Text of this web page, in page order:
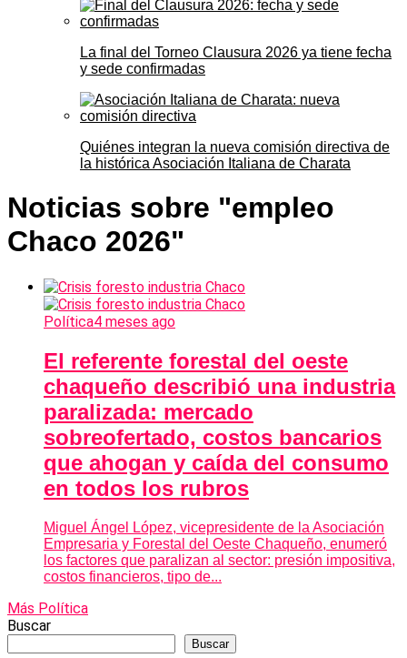
La final del Torneo Clausura 2026 ya tiene fecha
y sede confirmadas
Quiénes integran la nueva comisión directiva de
la histórica Asociación Italiana de Charata
Noticias sobre "empleo
Chaco 2026"
Política4 meses ago
El referente forestal del oeste
chaqueño describió una industria
paralizada: mercado
sobreofertado, costos bancarios
que ahogan y caída del consumo
en todos los rubros
Miguel Ángel López, vicepresidente de la Asociación
Empresaria y Forestal del Oeste Chaqueño, enumeró
los factores que paralizan al sector: presión impositiva,
costos financieros, tipo de...
Más Política
Buscar
Buscar